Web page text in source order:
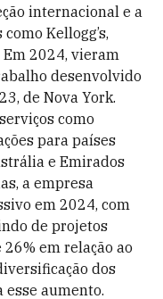
internacional e a
Kellogg’s,
Em 2024, vieram
desenvolvido
de Nova York.
como
para países
e Emirados
a empresa
em 2024, com
de projetos
em relação ao
dos
aumento.